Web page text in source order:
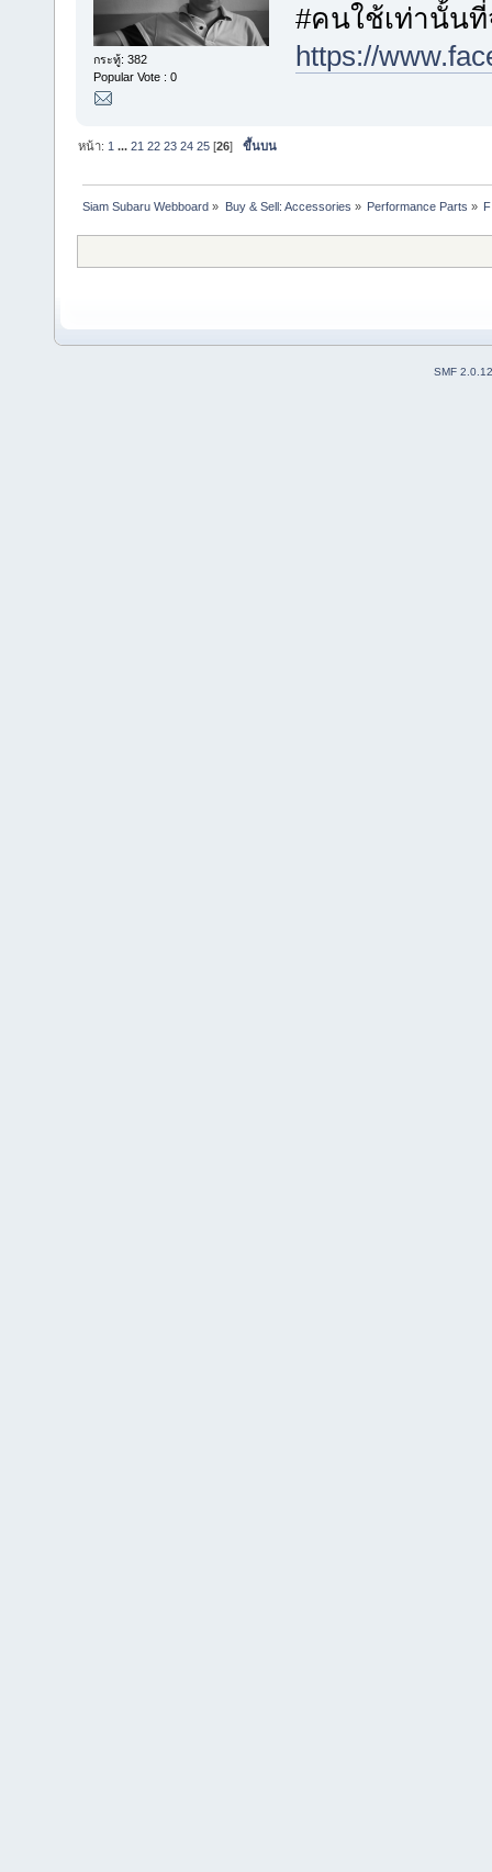
กระทู้: 382
Popular Vote : 0
#คนใช้เท่านั้น
https://
หน้า: 1 ...21 22 23 24 25 [26]ขึ้นบน
Siam Subaru Webboard » Buy & Sell: Accessories » Performance Parts »
SMF 2.0.12